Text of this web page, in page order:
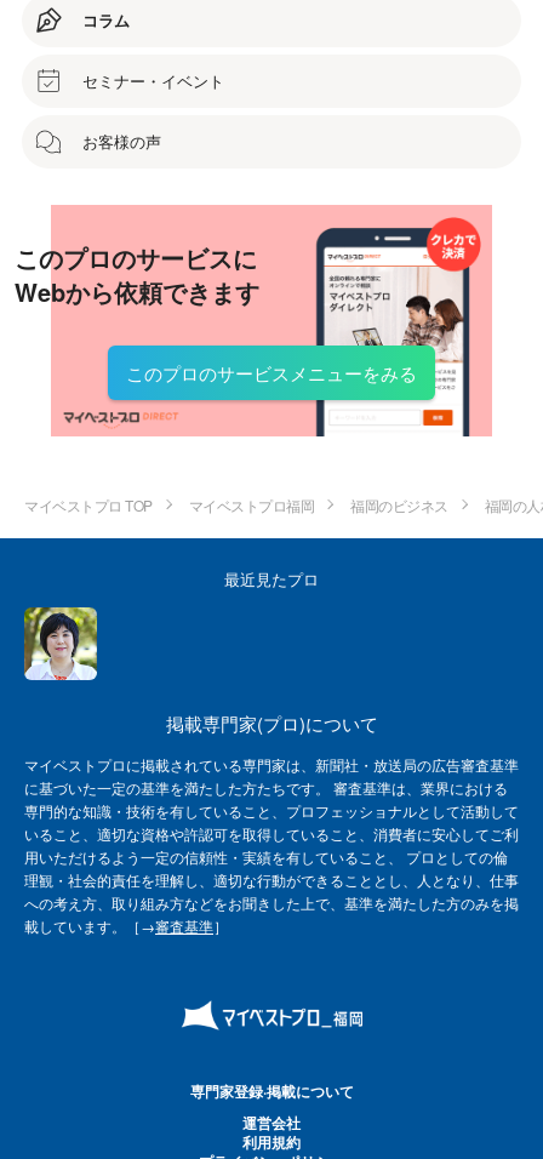
コラム
セミナー・イベント
お客様の声
このプロのサービスに
Webから依頼できます
このプロのサービスメニューをみる
マイベストプロ TOP マイベストプロ福岡 福岡のビジネス 福岡の
最近見たプロ
掲載専門家(プロ)について
マイベストプロに掲載されている専門家は、新聞社・放送局の広告審査基準
に基づいた一定の基準を満たした方たちです。 審査基準は、業界における
専門的な知識・技術を有していること、プロフェッショナルとして活動して
いること、適切な資格や許認可を取得していること、消費者に安心してご利
用いただけるよう一定の信頼性・実績を有していること、 プロとしての倫
理観・社会的責任を理解し、適切な行動ができることとし、人となり、仕事
への考え方、取り組み方などをお聞きした上で、基準を満たした方のみを掲
載しています。［→審査基準］
専門家登録·掲載について
運営会社
利用規約